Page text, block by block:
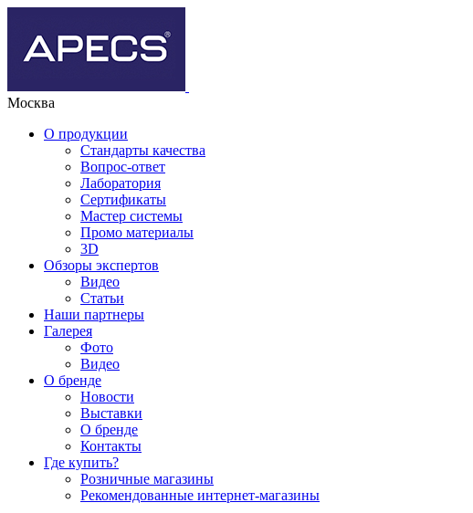
Москва
О продукции
Стандарты качества
Вопрос-ответ
Лаборатория
Сертификаты
Мастер системы
Промо материалы
3D
Обзоры экспертов
Видео
Статьи
Наши партнеры
Галерея
Фото
Видео
О бренде
Новости
Выставки
О бренде
Контакты
Где купить?
Розничные магазины
Рекомендованные интернет-магазины